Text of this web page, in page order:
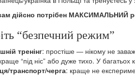
дійсно потрібен МАКСИМАЛЬНИЙ
“безпечний режим”
тренінг: простіше — нікому не
“під ніс” або дуже тихо. У
транспорт/черга: краще не